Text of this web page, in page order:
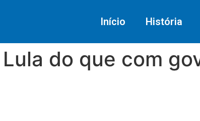
Início História
do que com